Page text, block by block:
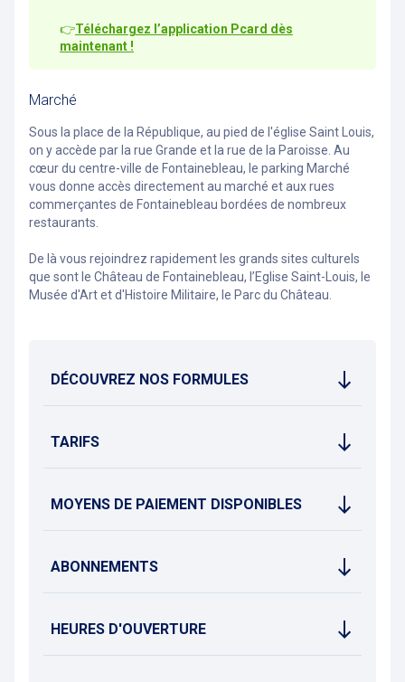
👉Téléchargez l’application Pcard dès
maintenant !
Marché
Sous la place de la République, au pied de l'église Saint Louis,
on y accède par la rue Grande et la rue de la Paroisse. Au
cœur du centre-ville de Fontainebleau, le parking Marché
vous donne accès directement au marché et aux rues
commerçantes de Fontainebleau bordées de nombreux
restaurants.
De là vous rejoindrez rapidement les grands sites culturels
que sont le Château de Fontainebleau, l’Eglise Saint-Louis, le
Musée d'Art et d'Histoire Militaire, le Parc du Château.
DÉCOUVREZ NOS FORMULES
TARIFS
MOYENS DE PAIEMENT DISPONIBLES
ABONNEMENTS
HEURES D'OUVERTURE